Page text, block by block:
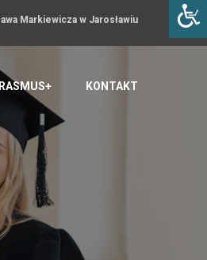
Markiewicza w Jarosławiu
KONTAKT